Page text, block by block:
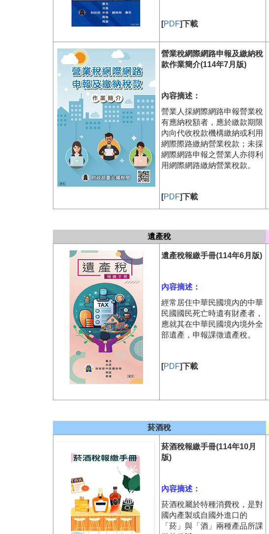
[PDF]下載
營業稅網際網路申報及繳納稅
款作業簡介(114年7月版)
內容摘述：
營業人採網際網路申報營業稅
有應納稅額者，應於繳款期限
內向代收稅款機構繳納或利用
網際際路繳納營業稅款；未採
網際網路申報之營業人亦得利
用網際網路繳納營業稅款。
[PDF]下載
遺產稅
遺產稅報繳手冊(114年6月版)
內容摘述：
經常居住中華民國境內的中華
民國國民死亡時遺有財產者，
應就其在中華民國境內境外全
部遺產，申報課徵遺產稅。
[PDF]下載
菸酒稅
菸酒稅報繳手冊(114年10月
版)
內容摘述：
菸酒稅屬於特種消費稅，是對
國內產製或自國外進口的
「菸」與「酒」兩種產品所課